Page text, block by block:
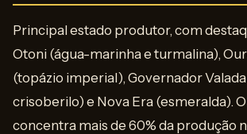
Principal estado produtor, com
Otoni (água-marinha e turmalina),
(topázio imperial), Governador
crisoberilo) e Nova Era (esmeralda).
concentra mais de 60% da produção